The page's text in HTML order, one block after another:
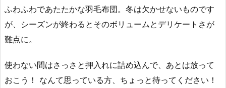
ふわふわであたたかな羽毛布団。冬は欠かせないものです
が、シーズンが終わるとそのボリュームとデリケートさが
難点に。
使わない間はさっさと押入れに詰め込んで、あとは放って
おこう！ なんて思っている方、ちょっと待ってください！